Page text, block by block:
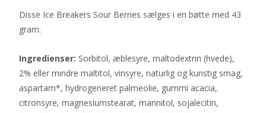
Disse Ice Breakers Sour Berries sælges i en bøtte med 43
gram.
Ingredienser: Sorbitol, æblesyre, maltodextrin (hvede),
2% eller mindre maltitol, vinsyre, naturlig og kunstig smag,
aspartam*, hydrogeneret palmeolie, gummi acacia,
citronsyre, magnesiumstearat, mannitol, sojalecitin,